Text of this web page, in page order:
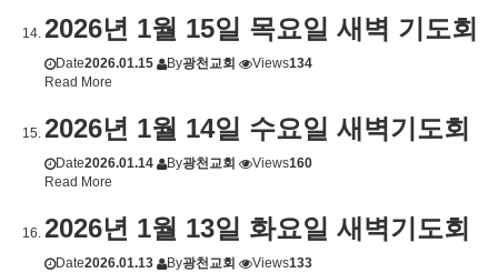
2026년 1월 15일 목요일 새벽 기도회
Date2026.01.15 By광천교회 Views134
Read More
2026년 1월 14일 수요일 새벽기도회
Date2026.01.14 By광천교회 Views160
Read More
2026년 1월 13일 화요일 새벽기도회
Date2026.01.13 By광천교회 Views133